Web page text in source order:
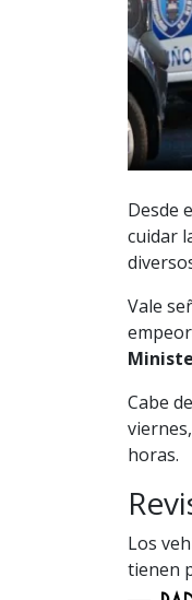
Desde
cuidar
Vale
Cabe
horas.
Los
tienen